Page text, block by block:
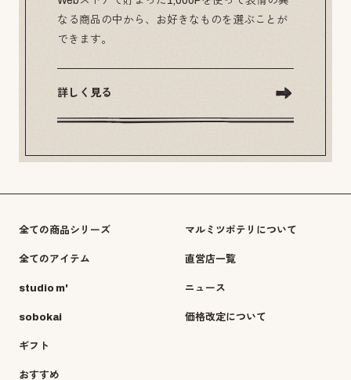
なる商品の中から、お好きなものを選ぶことが
できます。
詳しく見る
全ての商品シリーズ
全てのアイテム
studio m'
sobokai
ギフト
おすすめ
マルミツポテリについて
直営店一覧
ニュース
価格改定について